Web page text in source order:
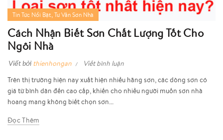
Tin Tức Nổi Bật, Tư Vấn Sơn Nhà
Cách Nhận Biết Sơn Chất Lượng Tốt Cho
Ngôi Nhà
Viết bởi thienhongan
Viết bình luận
Trên thị trường hiện nay xuất hiện nhiều hãng sơn, các dòng sơn có
giá từ bình dân đến cao cấp, khiến cho nhiều người muốn sơn nhà
hoang mang không biết chọn sơn...
Đọc Thêm